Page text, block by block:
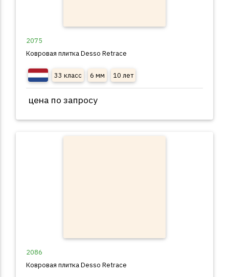
2075
Ковровая плитка Desso Retrace
33 класс 6 мм 10 лет
цена по запросу
2086
Ковровая плитка Desso Retrace